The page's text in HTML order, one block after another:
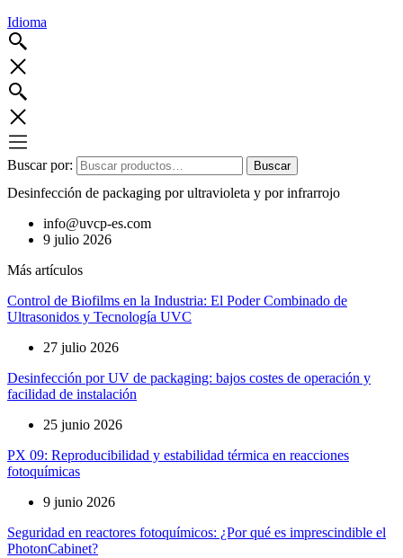
Idioma
Buscar por: Buscar
Desinfección de packaging por ultravioleta y por infrarrojo
info@uvcp-es.com
9 julio 2026
Más artículos
Control de Biofilms en la Industria: El Poder Combinado de
Ultrasonidos y Tecnología UVC
27 julio 2026
Desinfección por UV de packaging: bajos costes de operación y
facilidad de instalación
25 junio 2026
PX 09: Reproducibilidad y estabilidad térmica en reacciones
fotoquímicas
9 junio 2026
Seguridad en reactores fotoquímicos: ¿Por qué es imprescindible el
PhotonCabinet?